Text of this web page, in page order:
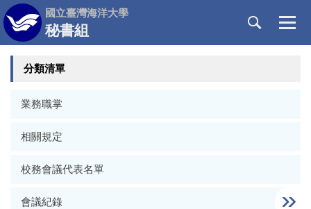
跳
到
主
要
國立臺灣海洋大學
秘書組
分類清單
業務職掌
相關規定
校務會議代表名單
會議紀錄